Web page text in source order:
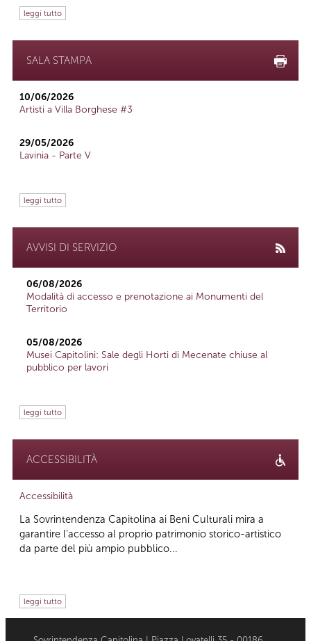
leggi tutto
SALA STAMPA
10/06/2026
Artisti a Villa Borghese #3
29/05/2026
Lavinia - Parte V
leggi tutto
AVVISI DI SERVIZIO
06/08/2026
Modalità di accesso e prenotazione ai Monumenti del
Territorio
05/08/2026
Musei Capitolini: Sale degli Horti di Mecenate chiuse al
pubblico per lavori
leggi tutto
ACCESSIBILITÀ
Accessibilità
La Sovrintendenza Capitolina ai Beni Culturali mira a
garantire l’accesso al proprio patrimonio storico-artistico
da parte del più ampio pubblico...
leggi tutto